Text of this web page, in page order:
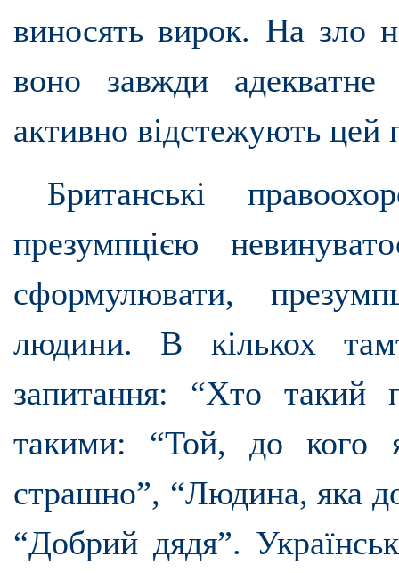
виносять вирок. На зло
воно завжди
активно відстежують цей
Британські
презумпцією
сформулювати,
людини. В кількох
запитання: “Хто такий
такими: “Той, до кого
страшно”, “Людина, яка
“Добрий дядя”.